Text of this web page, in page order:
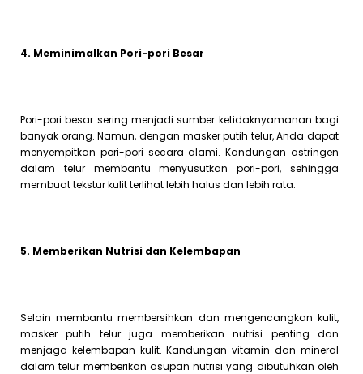
4. Meminimalkan Pori-pori Besar
Pori-pori besar sering menjadi sumber ketidaknyamanan bagi
banyak orang. Namun, dengan masker putih telur, Anda dapat
menyempitkan pori-pori secara alami. Kandungan astringen
dalam telur membantu menyusutkan pori-pori, sehingga
membuat tekstur kulit terlihat lebih halus dan lebih rata.
5. Memberikan Nutrisi dan Kelembapan
Selain membantu membersihkan dan mengencangkan kulit,
masker putih telur juga memberikan nutrisi penting dan
menjaga kelembapan kulit. Kandungan vitamin dan mineral
dalam telur memberikan asupan nutrisi yang dibutuhkan oleh